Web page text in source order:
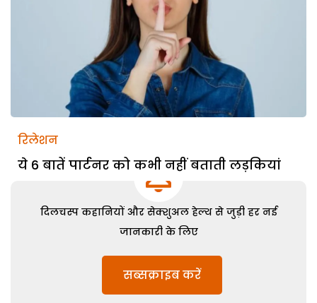
रिलेशन
ये 6 बातें पार्टनर को कभी नहीं बताती लड़कियां
दिलचस्प कहानियों और सेक्शुअल हेल्थ से जुड़ी हर नई
जानकारी के लिए
सब्सक्राइब करें